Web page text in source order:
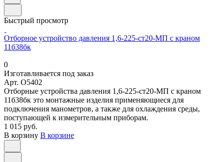
Быстрый просмотр
Отборное устройство давления 1,6-225-ст20-МП с краном
11б38бк
0
Изготавливается под заказ
Арт. O5402
Отборные устройства давления 1,6-225-ст20-МП с краном
11б38бк это монтажные изделия применяющиеся для
подключения манометров, а также для охлаждения среды,
поступающей к измерительным приборам.
1 015 руб.
В корзину В корзине